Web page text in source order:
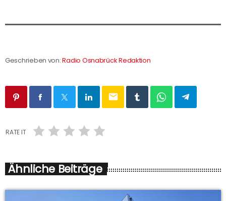
Geschrieben von:Radio Osnabrück Redaktion
email
RATE IT
Ähnliche Beiträge